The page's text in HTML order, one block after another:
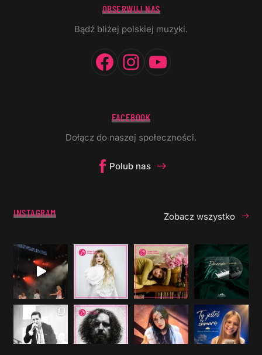
OBSERWUJ NAS
Bądź bliżej polskiej muzyki.
Facebook
Instagram
FACEBOOK
Dołącz do naszej społeczności.
Polub nas
INSTAGRAM Zobacz wszystko